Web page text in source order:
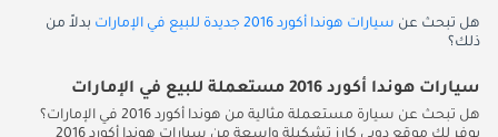
هل تبحث عن سيارات هوندا أكورد 2016 جديدة للبيع في الإمارات
بدلاً من
ذلك؟
سيارات هوندا أكورد 2016 مستعملة للبيع في الإمارات
هل تبحث عن سيارة مستعملة مثالية من هوندا أكورد 2016 في الإمارات؟